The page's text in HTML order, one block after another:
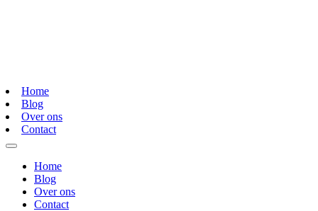
Home
Blog
Over ons
Contact
Home
Blog
Over ons
Contact